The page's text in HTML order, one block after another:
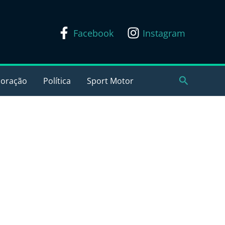
Facebook Instagram
Política Sport Motor Pesquisar